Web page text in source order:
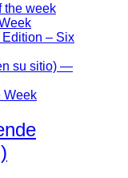
the week
– Six
su sitio) —
Week